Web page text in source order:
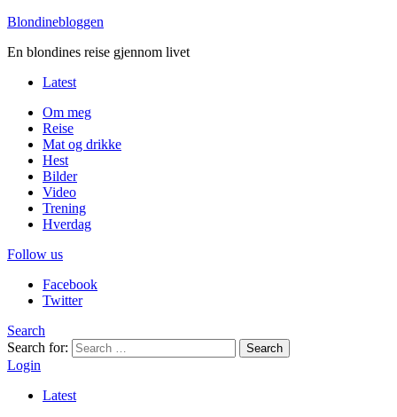
Blondinebloggen
En blondines reise gjennom livet
Latest
Om meg
Reise
Mat og drikke
Hest
Bilder
Video
Trening
Hverdag
Follow us
Facebook
Twitter
Search
Search for:
Search
Login
Latest